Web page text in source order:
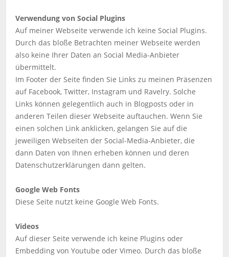
Verwendung von Social Plugins
Auf meiner Webseite verwende ich keine Social Plugins.
Durch das bloße Betrachten meiner Webseite werden
also keine Ihrer Daten an Social Media-Anbieter
übermittelt.
Im Footer der Seite finden Sie Links zu meinen Präsenzen
auf Facebook, Twitter, Instagram und Ravelry. Solche
Links können gelegentlich auch in Blogposts oder in
anderen Teilen dieser Webseite auftauchen. Wenn Sie
einen solchen Link anklicken, gelangen Sie auf die
jeweiligen Webseiten der Social-Media-Anbieter, die
dann Daten von Ihnen erheben können und deren
Datenschutzerklärungen dann gelten.
Google Web Fonts
Diese Seite nutzt keine Google Web Fonts.
Videos
Auf dieser Seite verwende ich keine Plugins oder
Embedding von Youtube oder Vimeo. Durch das bloße